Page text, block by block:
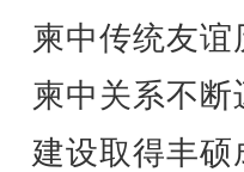
柬中传统友
柬中关系不
建设取得丰